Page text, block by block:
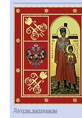
Другие материалы